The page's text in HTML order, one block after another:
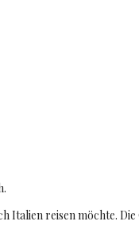
Italien reisen möchte.